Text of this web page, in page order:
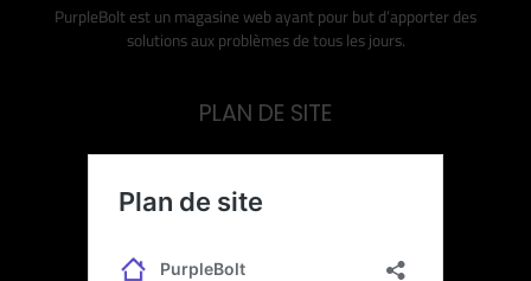
PurpleBolt est un magasine web ayant pour but d’apporter des
solutions aux problèmes de tous les jours.
PLAN DE SITE